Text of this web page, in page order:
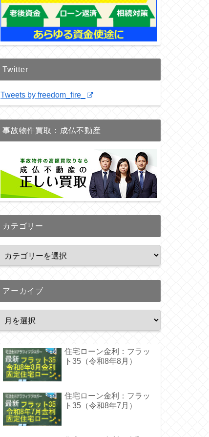
Twitter
Tweets by freedom_fire_
事故物件買取：成仏不動産
カテゴリー
アーカイブ
住宅ローン金利：フラッ
ト35（令和8年8月）
住宅ローン金利：フラッ
ト35（令和8年7月）